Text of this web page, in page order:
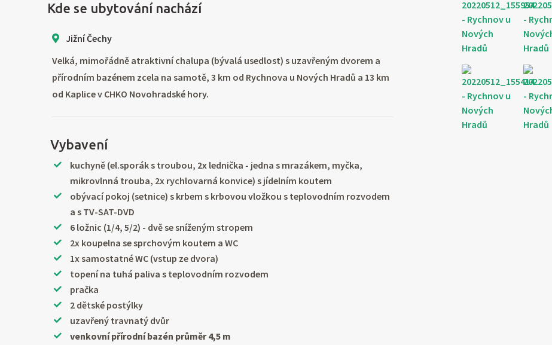
Kde se ubytování nachází
Jižní Čechy
Velká, mimořádně atraktivní chalupa (bývalá usedlost) s uzavřeným dvorem a
přírodním bazénem zcela na samotě, 3 km od Rychnova u Nových Hradů a 13 km
od Kaplice v CHKO Novohradské hory.
Vybavení
kuchyně (el.sporák s troubou, 2x lednička - jedna s mrazákem, myčka,
mikrovlnná trouba, 2x rychlovarná konvice) s jídelním koutem
obývací pokoj (setnice) s krbem s krbovou vložkou s teplovodním rozvodem
a s TV-SAT-DVD
6 ložnic (1/4, 5/2) - dvě se sníženým stropem
2x koupelna se sprchovým koutem a WC
1x samostatné WC (vstup ze dvora)
topení na tuhá paliva s teplovodním rozvodem
pračka
2 dětské postýlky
uzavřený travnatý dvůr
venkovní přírodní bazén průměr 4,5 m